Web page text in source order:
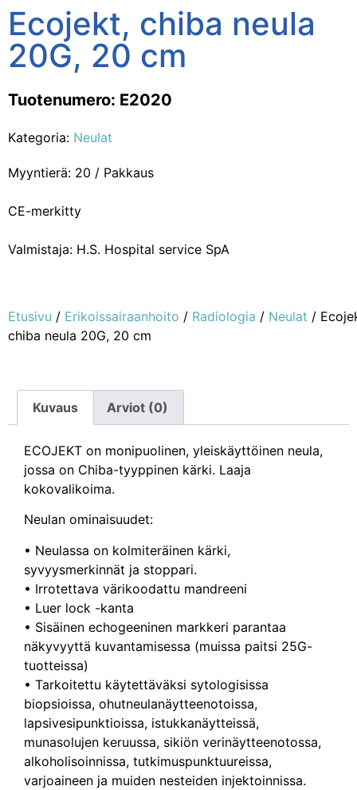
Ecojekt, chiba neula
20G, 20 cm
Tuotenumero: E2020
Kategoria: Neulat
Myyntierä: 20 / Pakkaus
CE-merkitty
Valmistaja: H.S. Hospital service SpA
Etusivu / Erikoissairaanhoito / Radiologia / Neulat /
chiba neula 20G, 20 cm
Kuvaus Arviot (0)
ECOJEKT on monipuolinen, yleiskäyttöinen neula,
jossa on Chiba-tyyppinen kärki. Laaja
kokovalikoima.
Neulan ominaisuudet:
• Neulassa on kolmiteräinen kärki,
syvyysmerkinnät ja stoppari.
• Irrotettava värikoodattu mandreeni
• Luer lock -kanta
• Sisäinen echogeeninen markkeri parantaa
näkyvyyttä kuvantamisessa (muissa paitsi 25G-
tuotteissa)
• Tarkoitettu käytettäväksi sytologisissa
biopsioissa, ohutneulanäytteenotoissa,
lapsivesipunktioissa, istukkanäytteissä,
munasolujen keruussa, sikiön verinäytteenotossa,
alkoholisoinnissa, tutkimuspunktuureissa,
varjoaineen ja muiden nesteiden injektoinnissa.